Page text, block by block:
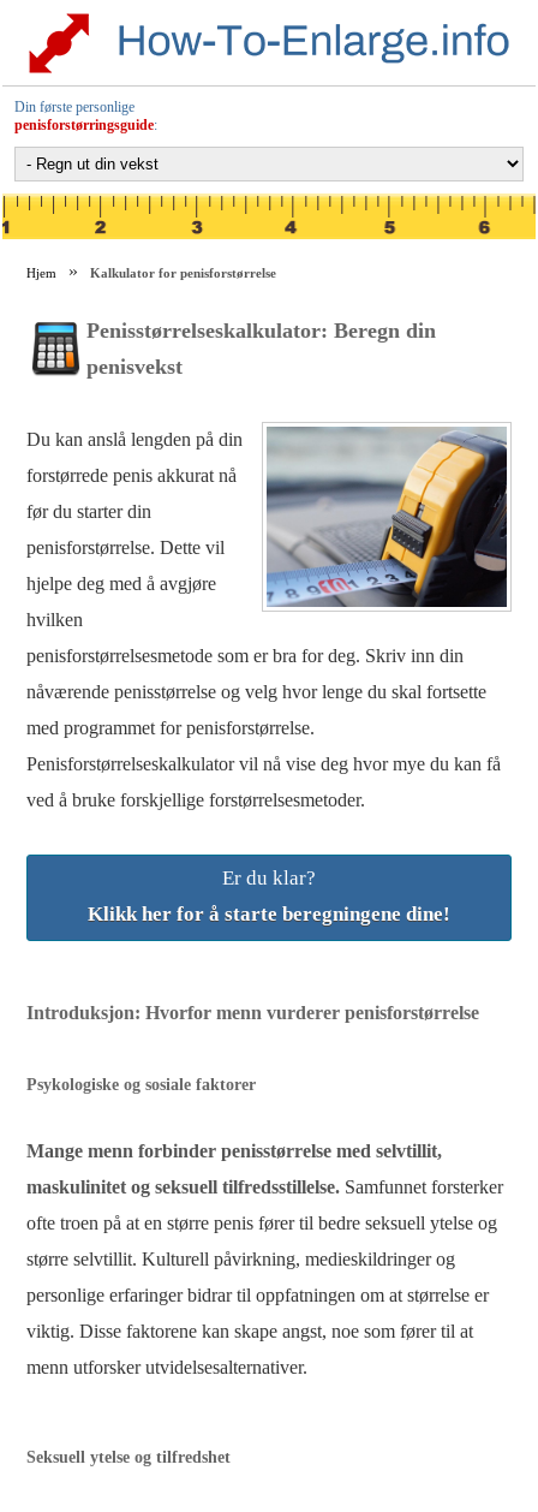
Din første personlige
penisforstørringsguide:
Hjem Kalkulator for penisforstørrelse
Penisstørrelseskalkulator: Beregn din
penisvekst
Du kan anslå lengden på din
forstørrede penis akkurat nå
før du starter din
penisforstørrelse. Dette vil
hjelpe deg med å avgjøre
hvilken
penisforstørrelsesmetode som er bra for deg. Skriv inn din
nåværende penisstørrelse og velg hvor lenge du skal fortsette
med programmet for penisforstørrelse.
Penisforstørrelseskalkulator vil nå vise deg hvor mye du kan få
ved å bruke forskjellige forstørrelsesmetoder.
Er du klar?
Klikk her for å starte beregningene dine!
Introduksjon: Hvorfor menn vurderer penisforstørrelse
Psykologiske og sosiale faktorer
Mange menn forbinder penisstørrelse med selvtillit,
maskulinitet og seksuell tilfredsstillelse. Samfunnet forsterker
ofte troen på at en større penis fører til bedre seksuell ytelse og
større selvtillit. Kulturell påvirkning, medieskildringer og
personlige erfaringer bidrar til oppfatningen om at størrelse er
viktig. Disse faktorene kan skape angst, noe som fører til at
menn utforsker utvidelsesalternativer.
Seksuell ytelse og tilfredshet